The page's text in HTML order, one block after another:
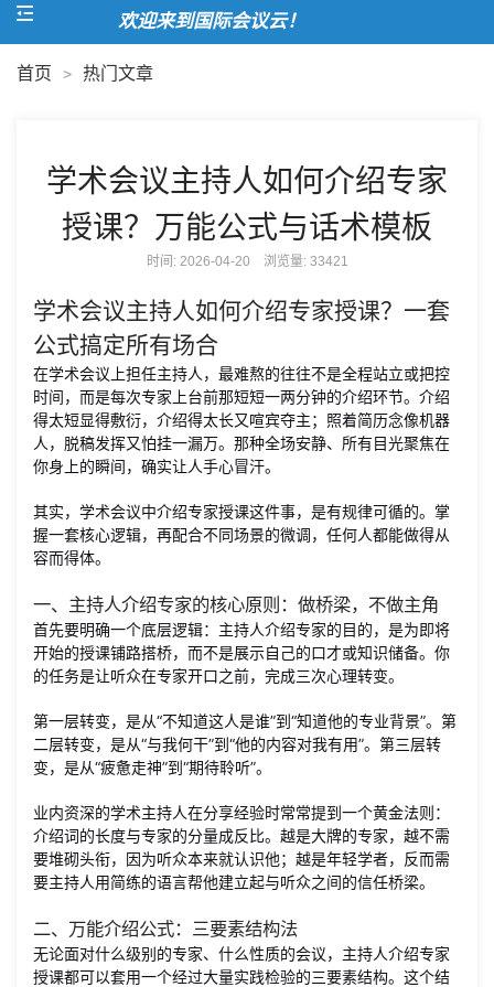
欢迎来到国际会议云！
首页 > 热门文章
学术会议主持人如何介绍专家
授课？万能公式与话术模板
时间: 2026-04-20 浏览量: 33421
学术会议主持人如何介绍专家授课？一套
公式搞定所有场合
在学术会议上担任主持人，最难熬的往往不是全程站立或把控
时间，而是每次专家上台前那短短一两分钟的介绍环节。介绍
得太短显得敷衍，介绍得太长又喧宾夺主；照着简历念像机器
人，脱稿发挥又怕挂一漏万。那种全场安静、所有目光聚焦在
你身上的瞬间，确实让人手心冒汗。
其实，学术会议中介绍专家授课这件事，是有规律可循的。掌
握一套核心逻辑，再配合不同场景的微调，任何人都能做得从
容而得体。
一、主持人介绍专家的核心原则：做桥梁，不做主角
首先要明确一个底层逻辑：主持人介绍专家的目的，是为即将
开始的授课铺路搭桥，而不是展示自己的口才或知识储备。你
的任务是让听众在专家开口之前，完成三次心理转变。
第一层转变，是从“不知道这人是谁”到“知道他的专业背景”。第
二层转变，是从“与我何干”到“他的内容对我有用”。第三层转
变，是从“疲惫走神”到“期待聆听”。
业内资深的学术主持人在分享经验时常常提到一个黄金法则：
介绍词的长度与专家的分量成反比。越是大牌的专家，越不需
要堆砌头衔，因为听众本来就认识他；越是年轻学者，反而需
要主持人用简练的语言帮他建立起与听众之间的信任桥梁。
二、万能介绍公式：三要素结构法
无论面对什么级别的专家、什么性质的会议，主持人介绍专家
授课都可以套用一个经过大量实践检验的三要素结构。这个结